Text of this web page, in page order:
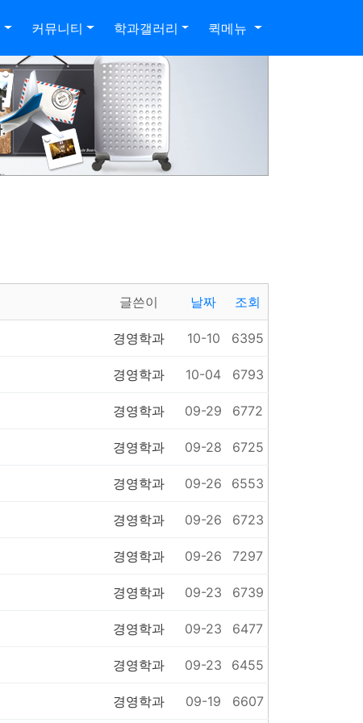
커뮤니티 학과갤러리 퀵메뉴
글쓴이 날짜 조회
경영학과 10-10 6395
경영학과 10-04 6793
경영학과 09-29 6772
경영학과 09-28 6725
경영학과 09-26 6553
경영학과 09-26 6723
경영학과 09-26 7297
경영학과 09-23 6739
경영학과 09-23 6477
경영학과 09-23 6455
경영학과 09-19 6607